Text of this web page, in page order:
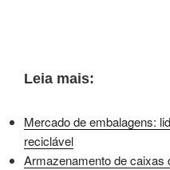
Leia mais:
Mercado de embalagens:
reciclável
Armazenamento de caixas